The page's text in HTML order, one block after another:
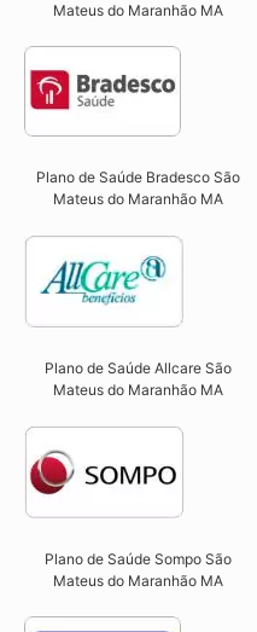
Mateus do Maranhão MA​
Plano de Saúde Bradesco São
Mateus do Maranhão MA
Plano de Saúde Allcare São
Mateus do Maranhão MA​
Plano de Saúde Sompo São
Mateus do Maranhão MA​